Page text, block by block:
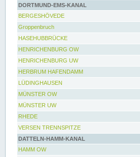
DORTMUND-EMS-KANAL
BERGESHÖVEDE
Groppenbruch
HASEHUBBRÜCKE
HENRICHENBURG OW
HENRICHENBURG UW
HERBRUM HAFENDAMM
LÜDINGHAUSEN
MÜNSTER OW
MÜNSTER UW
RHEDE
VERSEN TRENNSPITZE
DATTELN-HAMM-KANAL
HAMM OW